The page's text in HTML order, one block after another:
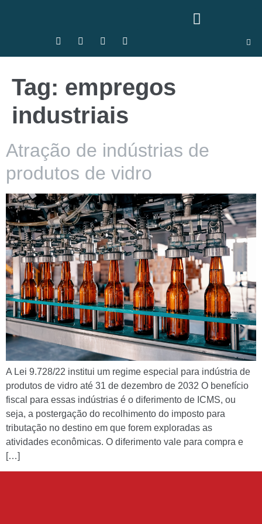
Tag: empregos
industriais
Atração de indústrias de
produtos de vidro
A Lei 9.728/22 institui um regime especial para indústria de
produtos de vidro até 31 de dezembro de 2032 O benefício
fiscal para essas indústrias é o diferimento de ICMS, ou
seja, a postergação do recolhimento do imposto para
tributação no destino em que forem exploradas as
atividades econômicas. O diferimento vale para compra e
[…]